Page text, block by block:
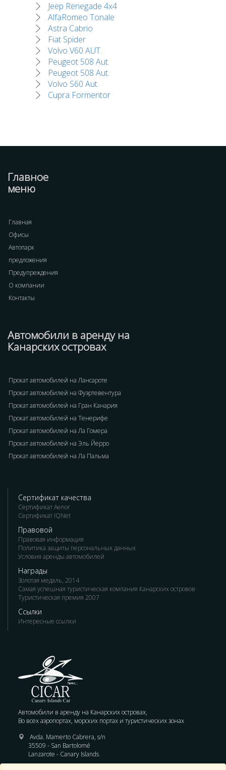
Jeep Renegade 4x4
AlfaRomeo Tonale
Astra Cabrio
Fiat Spider
Volvo V60 AUT.
Peugeot 508 Aut.
Peugeot 508 Aut.
Volvo S60 Aut.
Cupra Formentor
Главное
меню
Главная
Офисы
Автопарк
предложения
Предупреждения
О компании
Контакты
Автомобили в аренду на
Канарских островах
Прокат автомобилей на Лансароте
Прокат автомобилей на Фуэртевентура
Прокат автомобилей на Гран Канария
Прокат автомобилей на Тенерифе
Прокат автомобилей на Ла Гомера
Прокат автомобилей на Эль Йерро
Прокат автомобилей на Ла Пальма
Сертификат качества
Сертификат Aenor
Сертификат IQNet
Правовой
Правовая информация
Политика защиты персональных данных
Условия аренды автомобилей
Награды
Золотая медаль, 2014
Самая успешная туристическая компания Канарских островов
Туристическая премия 2007
Ссылки
Интересные ссылки
Автомобили в аренду на Канарских островах,
Во всех аэропортах, морских портах и туристических зонах
Avda. Mamerto Cabrera, s/n
35509 - San Bartolomé
Lanzarote - Canary Islands